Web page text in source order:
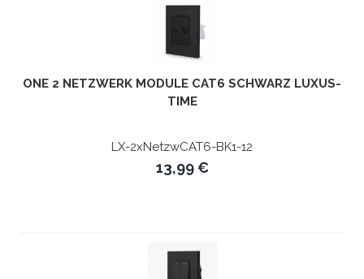
ONE 2 NETZWERK MODULE CAT6 SCHWARZ LUXUS-
TIME
LX-2xNetzwCAT6-BK1-12
13,99 €